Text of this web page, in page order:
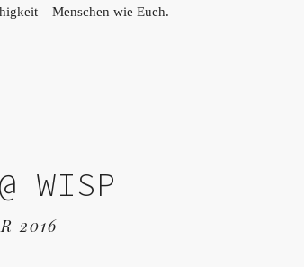
– Menschen wie Euch.
WISP
2016